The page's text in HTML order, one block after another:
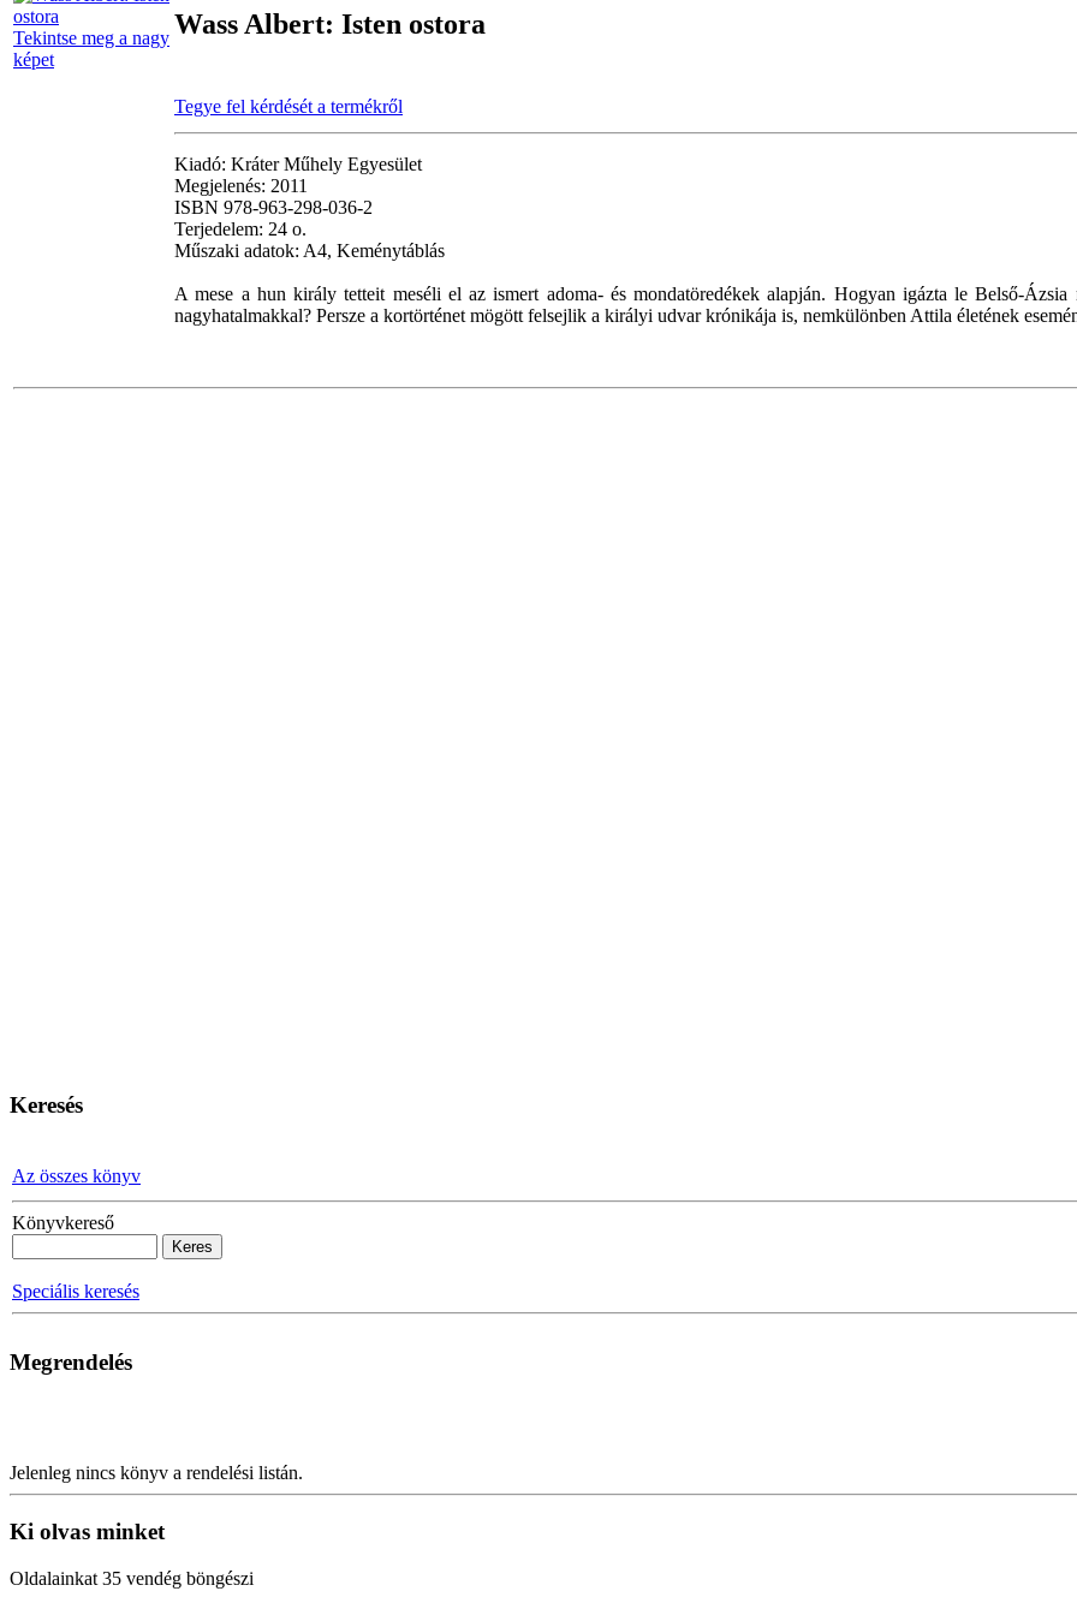
Tekintse meg a nagy
képet
Wass Albert: Isten ostora
Tegye fel kérdését a termékről
Kiadó: Kráter Műhely Egyesület
Megjelenés: 2011
ISBN 978-963-298-036-2
Terjedelem: 24 o.
Műszaki adatok: A4, Keménytáblás
A mese a hun király tetteit meséli el az ismert adoma- és mondatöredékek alapján. Hogyan igázta le Belső-
nagyhatalmakkal? Persze a kortörténet mögött felsejlik a királyi udvar krónikája is, nemkülönben Attila életének
Keresés
Az összes könyv
Könyvkereső
Speciális keresés
Megrendelés
Jelenleg nincs könyv a rendelési listán.
Ki olvas minket
Oldalainkat 35 vendég böngészi